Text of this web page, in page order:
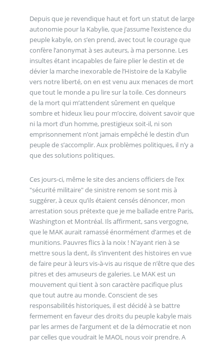
Depuis que je revendique haut et fort un statut de large
autonomie pour la Kabylie, que j’assume l’existence du
peuple kabyle, on s’en prend, avec tout le courage que
confère l’anonymat à ses auteurs, à ma personne. Les
insultes étant incapables de faire plier le destin et de
dévier la marche inexorable de l’Histoire de la Kabylie
vers notre liberté, on en est venu aux menaces de mort
que tout le monde a pu lire sur la toile. Ces donneurs
de la mort qui m’attendent sûrement en quelque
sombre et hideux lieu pour m’occire, doivent savoir que
ni la mort d’un homme, prestigieux soit-il, ni son
emprisonnement n’ont jamais empêché le destin d’un
peuple de s’accomplir. Aux problèmes politiques, il n’y a
que des solutions politiques.
Ces jours-ci, même le site des anciens officiers de l’ex
"sécurité militaire" de sinistre renom se sont mis à
suggérer, à ceux qu’ils étaient censés dénoncer, mon
arrestation sous prétexte que je me ballade entre Paris,
Washington et Montréal. Ils affirment, sans vergogne,
que le MAK aurait ramassé énormément d’armes et de
munitions. Pauvres flics à la noix ! N’ayant rien à se
mettre sous la dent, ils s’inventent des histoires en vue
de faire peur à leurs vis-à-vis au risque de n’être que des
pitres et des amuseurs de galeries. Le MAK est un
mouvement qui tient à son caractère pacifique plus
que tout autre au monde. Conscient de ses
responsabilités historiques, il est décidé à se battre
fermement en faveur des droits du peuple kabyle mais
par les armes de l’argument et de la démocratie et non
par celles que voudrait le MAOL nous voir prendre. A